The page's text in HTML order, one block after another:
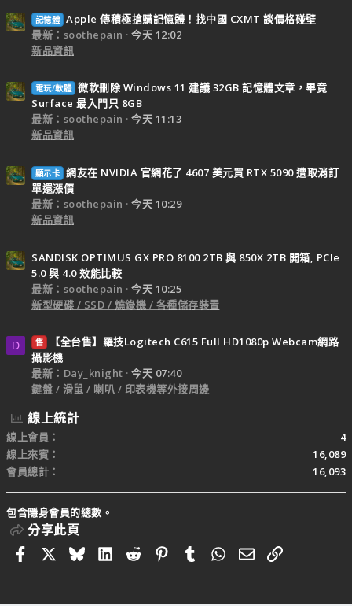
記憶體 Apple 傳積極搶購記憶體！找中國 CXMT 談價格碰壁
最新：soothepain
今天 12:02
新品資訊
電玩/軟體 微軟刪除 Windows 11 建議 32GB 記憶體文章，畢竟
Surface 最入門只 8GB
最新：soothepain
今天 11:13
新品資訊
顯示卡 網友在 NVIDIA 官網花了 4607 美元買 RTX 5090 遭取消訂
單還漲價
最新：soothepain
今天 10:29
新品資訊
SANDISK OPTIMUS GX PRO 8100 2TB 與 850X 2TB 開箱, PCIe
5.0 與 4.0 效能比較
最新：soothepain
今天 10:25
新型硬碟 / SSD / 燒錄機 / 各種儲存裝置
D 售
【全台售】羅技Logitech C615 Full HD1080p Webcam網路
攝影機
最新：Day_knight
今天 07:40
鍵盤 / 滑鼠 / 喇叭 / 印表機等外接周邊
線上統計
線上會員
4
線上來賓
16,089
會員總計
16,093
包含隱身會員的總數。
分享此頁
FacebookBlueskyLinkedIn
RedditPinterestTumblrWhatsApp
電子郵件
連結